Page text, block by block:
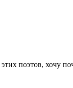
поэтов, хочу